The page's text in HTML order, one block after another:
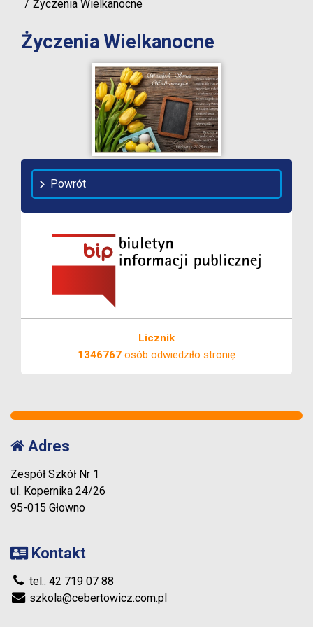
Życzenia Wielkanocne
Życzenia Wielkanocne
Powrót
Licznik
1346767 osób odwiedziło stronię
Adres
Zespół Szkół Nr 1
ul. Kopernika 24/26
95-015 Głowno
Kontakt
tel.: 42 719 07 88
szkola@cebertowicz.com.pl